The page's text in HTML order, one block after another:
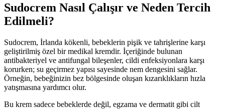
Sudocrem Nasıl Çalışır ve Neden Tercih
Edilmeli?
Sudocrem, İrlanda kökenli, bebeklerin pişik ve tahrişlerine karşı
geliştirilmiş özel bir medikal kremdir. İçeriğinde bulunan
antibakteriyel ve antifungal bileşenler, cildi enfeksiyonlara karşı
korurken; su geçirmez yapısı sayesinde nem dengesini sağlar.
Örneğin, bebeğinizin bez bölgesinde oluşan kızarıklıkların hızla
yatışmasına yardımcı olur.
Bu krem sadece bebeklerde değil, egzama ve dermatit gibi cilt